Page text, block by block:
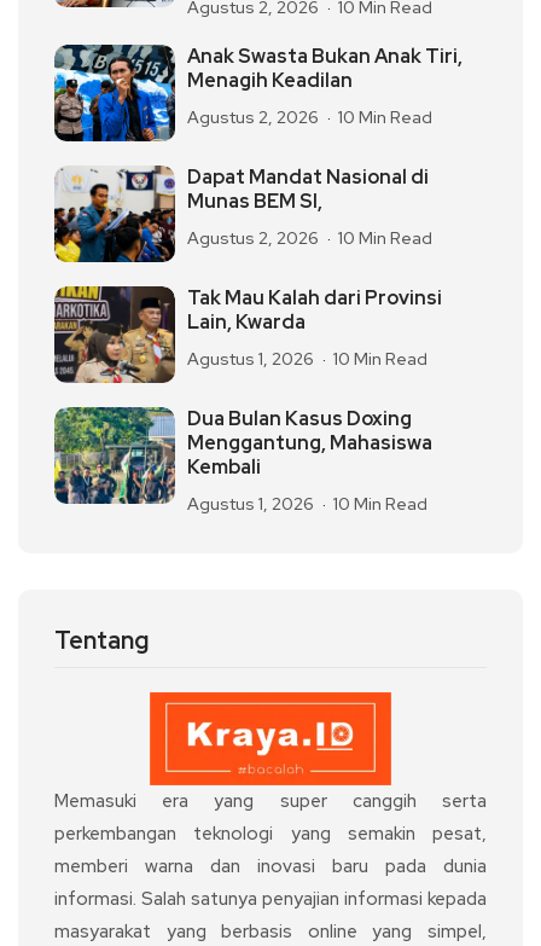
Agustus 2, 2026 10 Min Read
Anak Swasta Bukan Anak Tiri,
Menagih Keadilan
Agustus 2, 2026 10 Min Read
Dapat Mandat Nasional di
Munas BEM SI,
Agustus 2, 2026 10 Min Read
Tak Mau Kalah dari Provinsi
Lain, Kwarda
Agustus 1, 2026 10 Min Read
Dua Bulan Kasus Doxing
Menggantung, Mahasiswa
Kembali
Agustus 1, 2026 10 Min Read
Tentang
Memasuki era yang super canggih serta
perkembangan teknologi yang semakin pesat,
memberi warna dan inovasi baru pada dunia
informasi. Salah satunya penyajian informasi kepada
masyarakat yang berbasis online yang simpel,